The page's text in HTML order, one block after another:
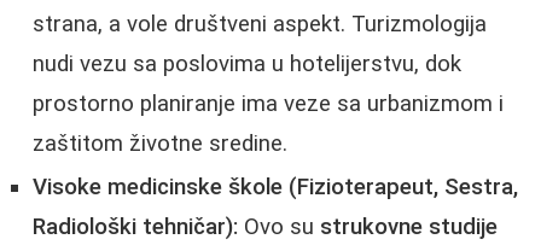
strana, a vole društveni aspekt. Turizmologija
nudi vezu sa poslovima u hotelijerstvu, dok
prostorno planiranje ima veze sa urbanizmom i
zaštitom životne sredine.
Visoke medicinske škole (Fizioterapeut, Sestra,
Radiološki tehničar): Ovo su strukovne studije